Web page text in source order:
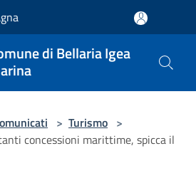
di Bellaria Igea
> Turismo >
concessioni marittime, spicca il